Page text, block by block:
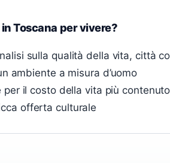
Toscana per vivere?
sulla qualità della vita, città
ambiente a misura d’uomo
per il costo della vita più
offerta culturale